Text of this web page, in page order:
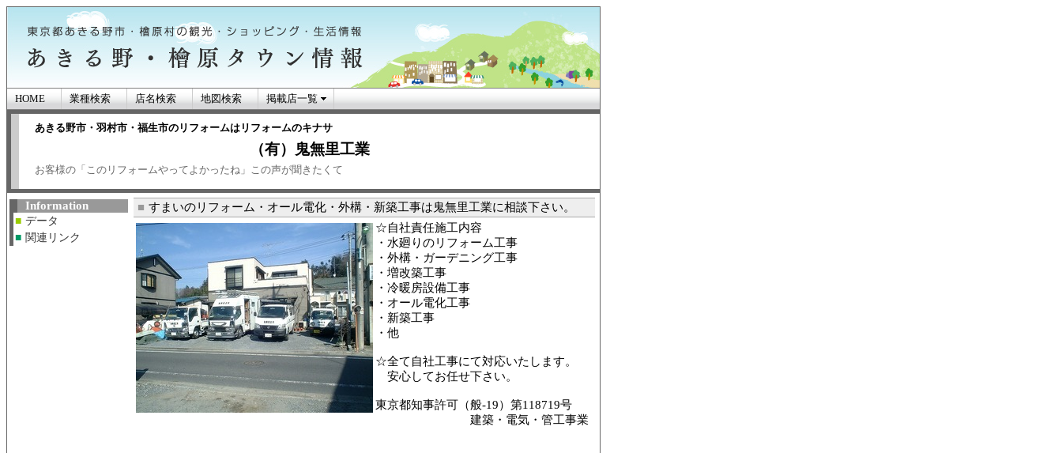
あきる野市・檜原村タウ
ン情報
HOME 業種検索 店名検索 地図検索 掲載店一覧
あきる野市・羽村市・福生市のリフォームはリフォームのキナサ
（有）鬼無里工業
お客様の「このリフォームやってよかったね」この声が聞きたくて
Information
■ データ
■ 関連リンク
■ すまいのリフォーム・オール電化・外構・新築工事は鬼無里工業に相談下さい。
☆自社責任施工内容
・水廻りのリフォーム工事
・外構・ガーデニング工事
・増改築工事
・冷暖房設備工事
・オール電化工事
・新築工事
・他
☆全て自社工事にて対応いたします。
安心してお任せ下さい。
東京都知事許可（般-19）第118719号
建築・電気・管工事業